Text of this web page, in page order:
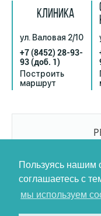
Пользуясь нашим
соглашаетесь с
мы используем
КЛИНИКА
ул. Валовая 2/10
+7 (8452) 28-93-
93(доб. 1)
Построить
маршрут
БЕЗ